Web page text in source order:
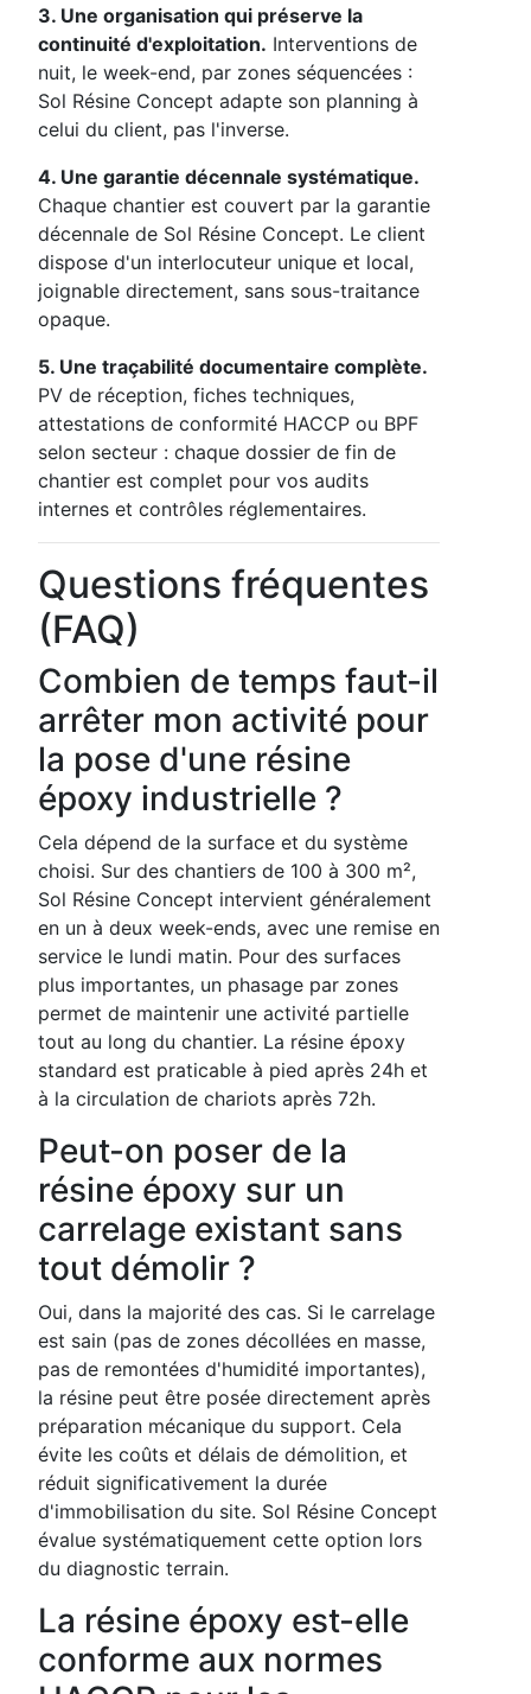
3. Une organisation qui préserve la
continuité d'exploitation. Interventions de
nuit, le week-end, par zones séquencées :
Sol Résine Concept adapte son planning à
celui du client, pas l'inverse.
4. Une garantie décennale systématique.
Chaque chantier est couvert par la garantie
décennale de Sol Résine Concept. Le client
dispose d'un interlocuteur unique et local,
joignable directement, sans sous-traitance
opaque.
5. Une traçabilité documentaire complète.
PV de réception, fiches techniques,
attestations de conformité HACCP ou BPF
selon secteur : chaque dossier de fin de
chantier est complet pour vos audits
internes et contrôles réglementaires.
Questions fréquentes
(FAQ)
Combien de temps faut-il
arrêter mon activité pour
la pose d'une résine
époxy industrielle ?
Cela dépend de la surface et du système
choisi. Sur des chantiers de 100 à 300 m²,
Sol Résine Concept intervient généralement
en un à deux week-ends, avec une remise en
service le lundi matin. Pour des surfaces
plus importantes, un phasage par zones
permet de maintenir une activité partielle
tout au long du chantier. La résine époxy
standard est praticable à pied après 24h et
à la circulation de chariots après 72h.
Peut-on poser de la
résine époxy sur un
carrelage existant sans
tout démolir ?
Oui, dans la majorité des cas. Si le carrelage
est sain (pas de zones décollées en masse,
pas de remontées d'humidité importantes),
la résine peut être posée directement après
préparation mécanique du support. Cela
évite les coûts et délais de démolition, et
réduit significativement la durée
d'immobilisation du site. Sol Résine Concept
évalue systématiquement cette option lors
du diagnostic terrain.
La résine époxy est-elle
conforme aux normes